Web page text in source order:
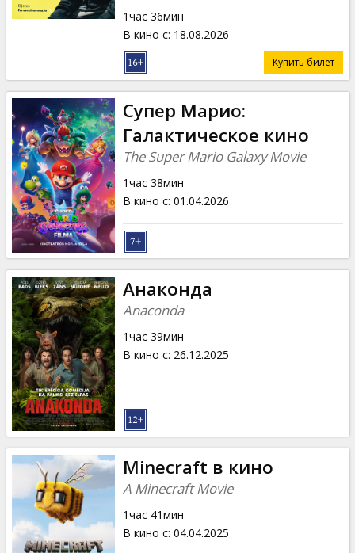
1час 36мин
В кино с: 18.08.2026
Купить билет
Супер Марио:
Галактическое кино
The Super Mario Galaxy Movie
1час 38мин
В кино с: 01.04.2026
Анаконда
Anaconda
1час 39мин
В кино с: 26.12.2025
Minecraft в кино
A Minecraft Movie
1час 41мин
В кино с: 04.04.2025